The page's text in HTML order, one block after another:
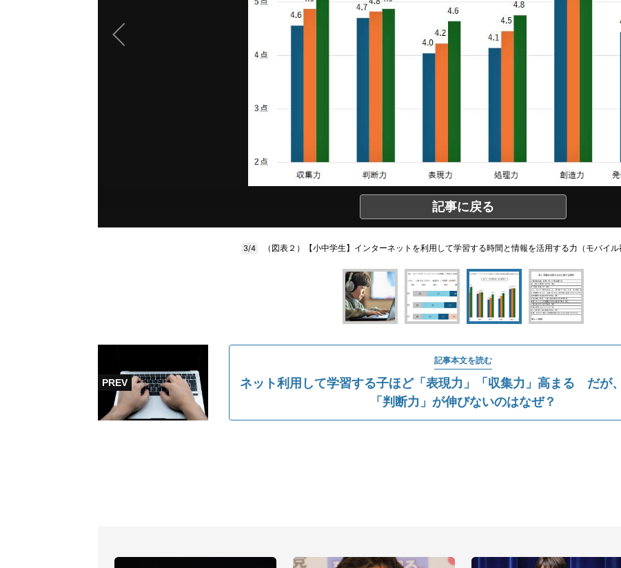
記事に戻る
3/4 （図表２）【小中学生】インターネットを利用して学習する時間と情報を活用する力（モバイル
記事本文を読む
ネット利用して学習する子ほど「表現力」「収集力」高まる だが
「判断力」が伸びないのはなぜ？